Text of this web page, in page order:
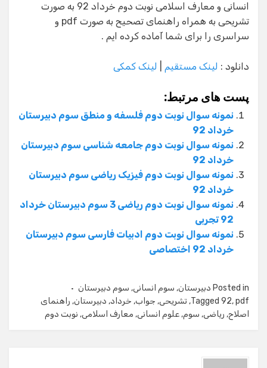
انسانی و معارف اسلامی نوبت دوم خرداد 92 به صورت
تشریحی به همراه راهنمای تصحیح به صورت pdf و
سراسری را برای شما آماده کرده ایم .
دانلود : لینک مستقیم لینک کمکی
پست های مرتبط:
نمونه سوال نوبت دوم فلسفه و منطق سوم دبیرستان
خرداد 92
نمونه سوال نوبت دوم جامعه شناسی سوم دبیرستان
خرداد 92
نمونه سوال نوبت دوم فیزیک ریاضی سوم دبیرستان
خرداد 92
نمونه سوال نوبت دوم ریاضی 3 سوم دبیرستان خرداد
92 تجربی
نمونه سوال نوبت دوم ادبیات فارسی سوم دبیرستان
خرداد 92 اختصاصی
Posted in دبیرستان, سوم انسانی, سوم دبیرستان
Tagged 92,pdf
, تشریحی, جواب, خرداد, دبیرستان, راهنمای
اصلاح, ریاضی, سوم, علوم انسانی, معارف اسلامی, نوبت دوم